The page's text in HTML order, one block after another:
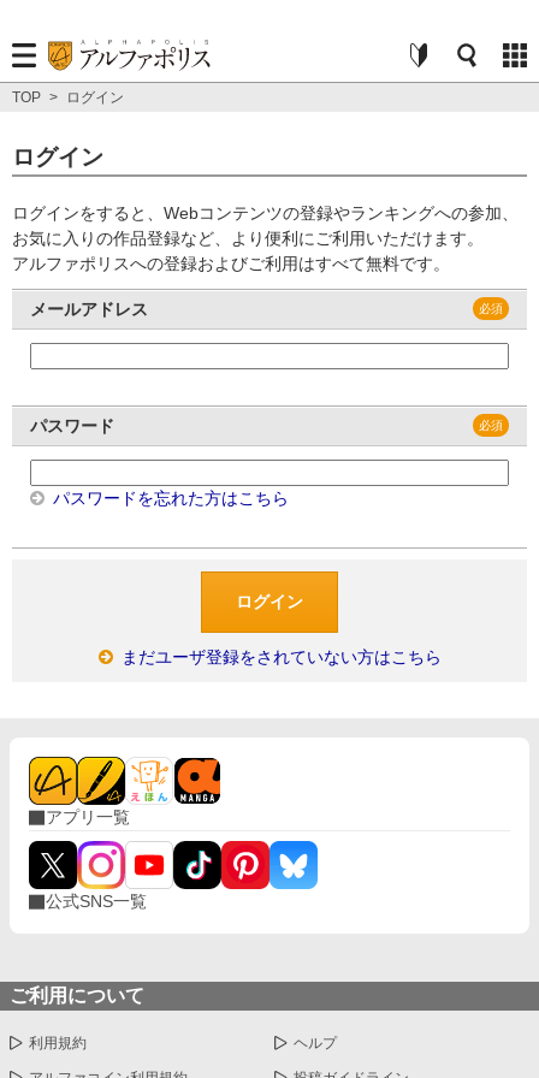
TOP > ログイン
ログイン
ログインをすると、Webコンテンツの登録やランキングへの参加、
お気に入りの作品登録など、より便利にご利用いただけます。
アルファポリスへの登録およびご利用はすべて無料です。
メールアドレス
パスワード
パスワードを忘れた方はこちら
まだユーザ登録をされていない方はこちら
アプリ一覧
公式SNS一覧
ご利用について
利用規約 ヘルプ